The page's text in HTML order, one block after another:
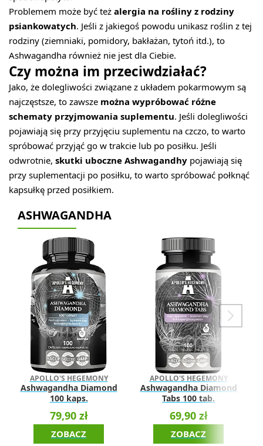
Problemem może być też alergia na rośliny z rodziny
psiankowatych . Jeśli z jakiegoś powodu unikasz roślin z tej
rodziny (ziemniaki, pomidory, bakłażan, tytoń itd.), to
Ashwagandha również nie jest dla Ciebie.
Czy można im przeciwdziałać?
Jako, że dolegliwości związane z układem pokarmowym są
najczęstsze, to zawsze można wypróbować różne
schematy przyjmowania suplementu . Jeśli dolegliwości
pojawiają się przy przyjęciu suplementu na czczo, to warto
spróbować przyjąć go w trakcie lub po posiłku. Jeśli
odwrotnie, skutki uboczne Ashwagandhy pojawiają się
przy suplementacji po posiłku, to warto spróbować połknąć
kapsułkę przed posiłkiem.
ASHWAGANDHA
APOLLO'S HEGEMONY
Ashwagandha Diamond
100 kaps.
79,90 zł
ZOBACZ
APOLLO'S HEGEMONY
Ashwagandha Diamond
Tabs 100 tab.
69,90 zł
ZOBACZ